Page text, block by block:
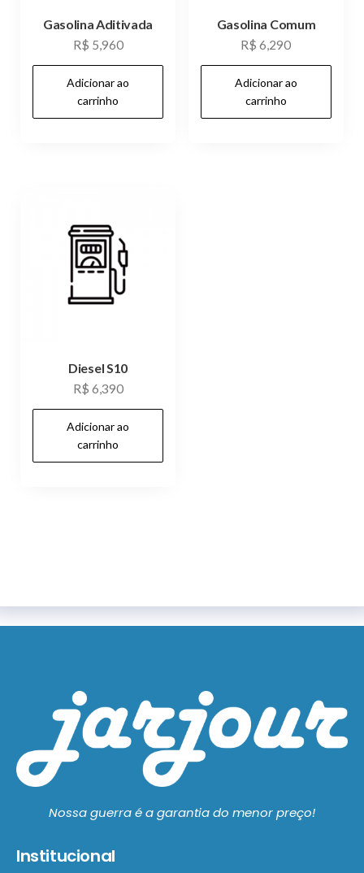
Gasolina Aditivada
R$ 5,960
Adicionar ao
carrinho
Gasolina Comum
R$ 6,290
Adicionar ao
carrinho
Diesel S10
R$ 6,390
Adicionar ao
carrinho
Nossa guerra é a garantia do menor preço!
Institucional